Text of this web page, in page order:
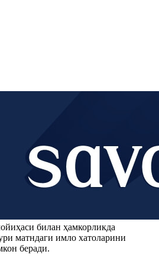
билан ҳамкорликда
матндаги имло хатоларини
беради.